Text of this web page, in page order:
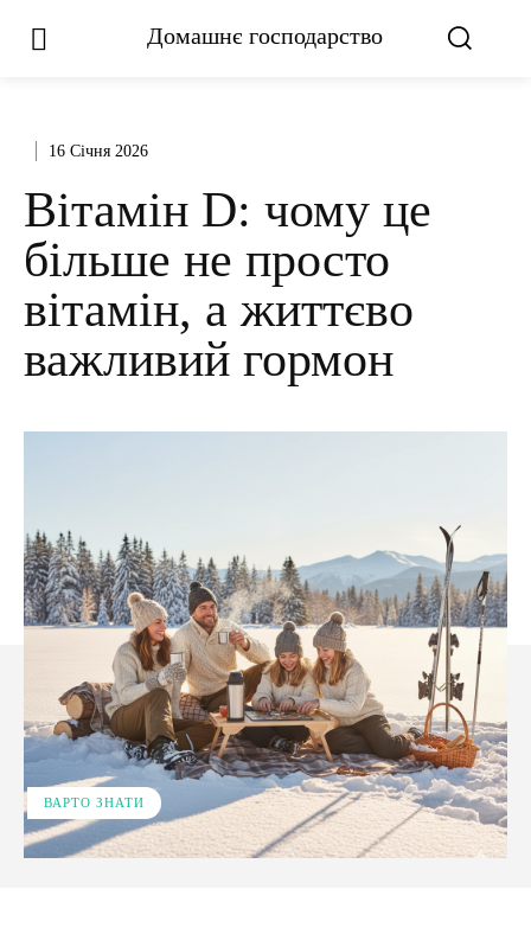
Домашнє господарство
16 Січня 2026
Вітамін D: чому це
більше не просто
вітамін, а життєво
важливий гормон
ВАРТО ЗНАТИ